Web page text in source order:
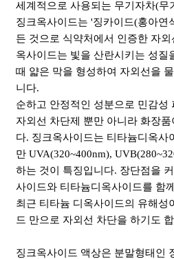
세계적으로 사용되는 무기자차(무
징크옥사이드는 '징카이드(홍아연
든 것으로 식약처에서 인증한 자
옥사이드는 빛을 산란시키는 성질
때 얇은 막을 형성하여 자외선을
니다.
순하고 안정적인 성분으로 민감성
자외선 차단제 뿐만 아니라 화장
다. 징크옥사이드는 티타늄디옥사
만 UVA(320~400nm),
하는 것이 특징입니다. 장단점을
사이드와 티타늄디옥사이드를 함
최근 티타늄 디옥사이드의 유해성
드 만으로 자외선 차단을 하기도
징크옥사이드 액상은 분말형태인